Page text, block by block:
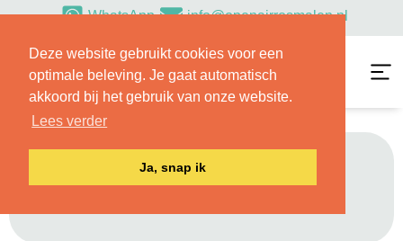
Deze website gebruikt cookies voor een
optimale beleving. Je gaat automatisch
akkoord bij het gebruik van onze website.
Lees verder
Ja, snap ik
WhatsApp info@openairrosmalen.nl
Privacybeleid